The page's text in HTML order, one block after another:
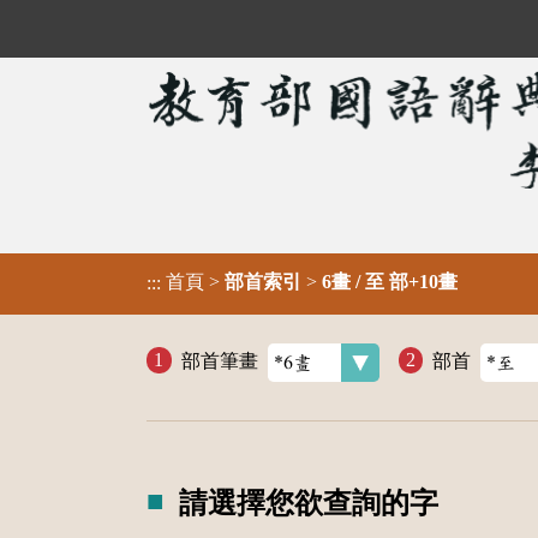
::: 首頁 > 部首索引 > 6畫 / 至 部+10畫
部首筆畫 部首
請選擇您欲查詢的字